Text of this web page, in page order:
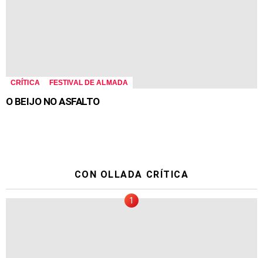
CRÍTICA FESTIVAL DE ALMADA
O BEIJO NO ASFALTO
CON OLLADA CRÍTICA